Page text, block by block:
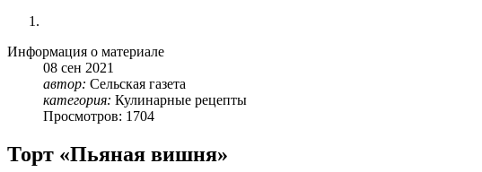
Информация о материале
08 сен 2021
автор: Сельская газета
категория: Кулинарные рецепты
Просмотров: 1704
Торт «Пьяная вишня»